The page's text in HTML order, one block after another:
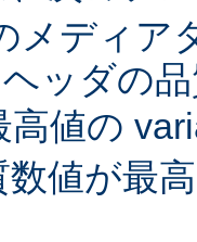
メディア
ヘッダの
高値の
数値が最